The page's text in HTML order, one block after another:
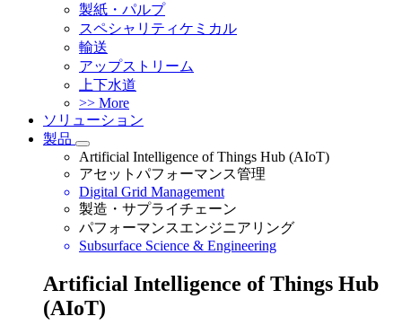
製紙・パルプ
スペシャリティケミカル
輸送
アップストリーム
上下水道
>> More
ソリューション
製品
Artificial Intelligence of Things Hub (AIoT)
アセットパフォーマンス管理
Digital Grid Management
製造・サプライチェーン
パフォーマンスエンジニアリング
Subsurface Science & Engineering
Artificial Intelligence of Things Hub
(AIoT)